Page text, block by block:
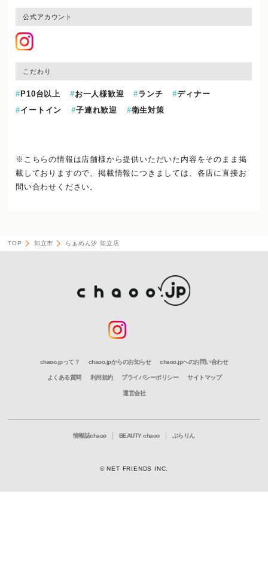
公式アカウント
こだわり
P10台以上 お一人様歓迎 ランチ
ディナー
イートイン
子連れ歓迎 衛生対策
※こちらの情報は店舗様から提供いただいた内容をそのまま掲
載しておりますので、掲載情報につきましては、各店に直接お
問い合わせください。
TOP 知立市 らぁめん汐 知立店
chaoo.jpって？ chaoo.jpからのお知らせ chaoo.jpへのお問い合わせ
よくある質問 利用規約 プライバシーポリシー サイトマップ
運営会社
情報誌chaoo BEAUTY chaoo ぶらりん
© NET FRIENDS INC.